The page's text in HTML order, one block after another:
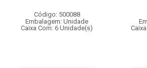
Código: 500088
Embalagem: Unidade
Caixa Com: 6 Unidade(s)